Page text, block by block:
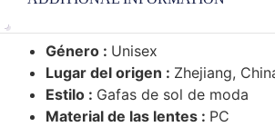
Género : Unisex
Lugar del origen : Zhejiang,
Estilo : Gafas de sol de moda
Material de las lentes : PC